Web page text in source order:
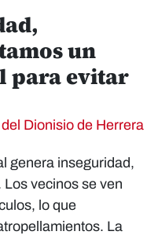
un
para evitar
Dionisio de Herrera
genera inseguridad,
vecinos se ven
lo que
La